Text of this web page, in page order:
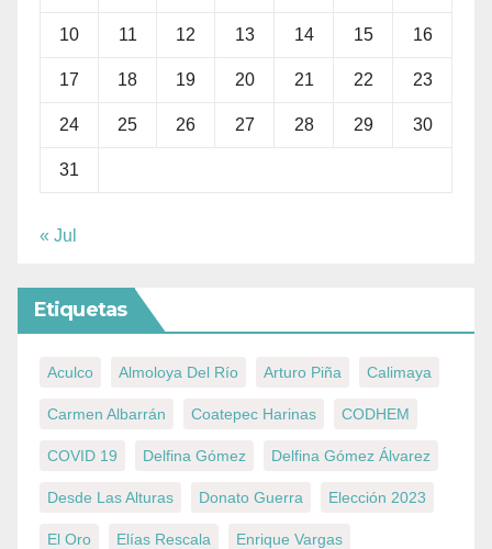
10 11 12 13 14 15 16
17 18 19 20 21 22 23
24 25 26 27 28 29 30
31
« Jul
Etiquetas
Aculco Almoloya Del Río Arturo Piña Calimaya
Carmen Albarrán Coatepec Harinas CODHEM
COVID 19 Delfina Gómez Delfina Gómez Álvarez
Desde Las Alturas Donato Guerra Elección 2023
El Oro Elías Rescala Enrique Vargas